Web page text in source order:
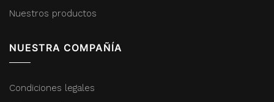
Nuestros productos
NUESTRA COMPAÑÍA
Condiciones legales